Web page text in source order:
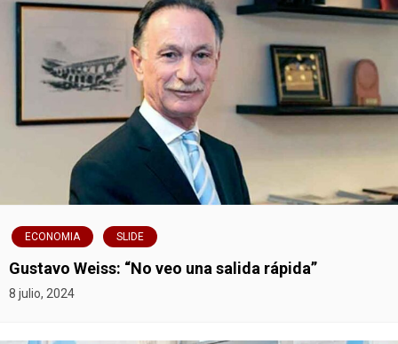
n
r
a
s
ECONOMIA SLIDE
Gustavo Weiss: “No veo una salida rápida”
8 julio, 2024